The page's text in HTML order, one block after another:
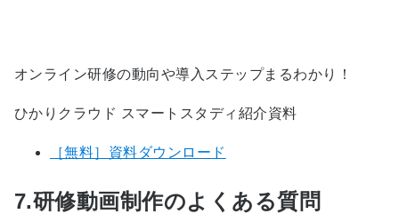
オンライン研修の動向や導入ステップまるわかり！
ひかりクラウド スマートスタディ紹介資料
［無料］資料ダウンロード
7.研修動画制作のよくある質問